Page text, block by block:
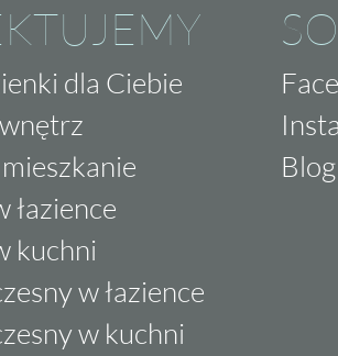
dla Ciebie
łazience
kuchni
w łazience
w kuchni
Blog